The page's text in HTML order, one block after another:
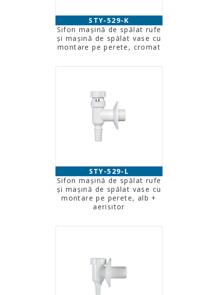
STY-529-K
Sifon maşină de spălat rufe
şi maşină de spălat vase cu
montare pe perete, cromat
STY-529-L
Sifon maşină de spălat rufe
şi maşină de spălat vase cu
montare pe perete, alb +
aerisitor